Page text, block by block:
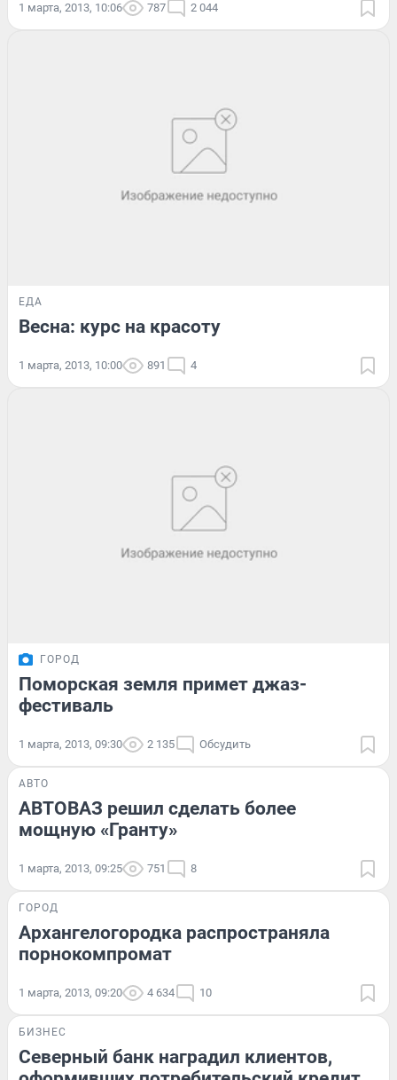
1 марта, 2013, 10:06 787 2 044
ЕДА
Весна: курс на красоту
1 марта, 2013, 10:00 891 4
ГОРОД
Поморская земля примет джаз-
фестиваль
1 марта, 2013, 09:30 2 135 Обсудить
АВТО
АВТОВАЗ решил сделать более
мощную «Гранту»
1 марта, 2013, 09:25 751 8
ГОРОД
Архангелогородка распространяла
порнокомпромат
1 марта, 2013, 09:20 4 634 10
БИЗНЕС
Северный банк наградил клиентов,